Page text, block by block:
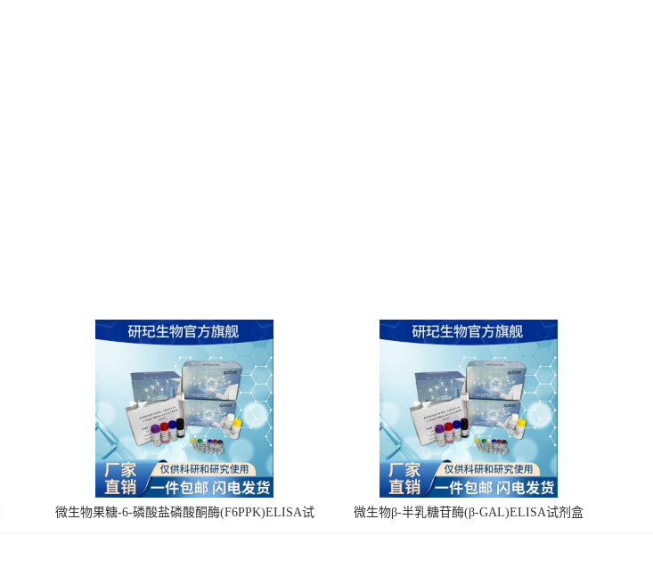
微生物果糖-6-磷酸盐磷酸酮酶(F6PPK)ELISA试
微生物β-半乳糖苷酶(β-GAL)ELISA试剂盒